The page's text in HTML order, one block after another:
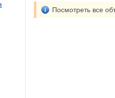
Посмотреть все